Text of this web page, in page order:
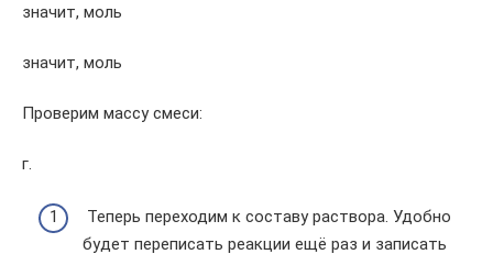
значит, моль
значит, моль
Проверим массу смеси:
г.
Теперь переходим к составу раствора. Удобно
будет переписать реакции ещё раз и записать